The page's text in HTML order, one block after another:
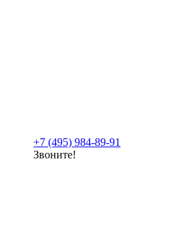
+7 (495) 984-89-91
Звоните!